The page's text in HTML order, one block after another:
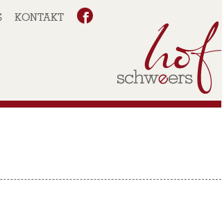
KONTAKT